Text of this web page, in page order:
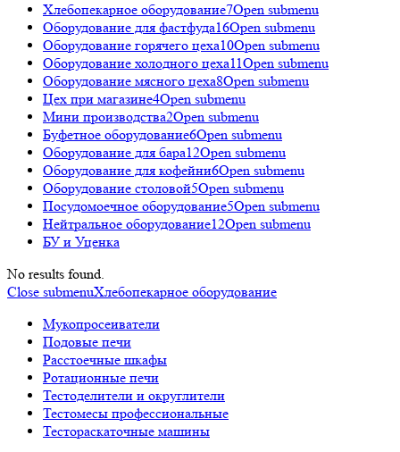
Хлебопекарное оборудование7Open submenu
Оборудование для фастфуда16Open submenu
Оборудование горячего цеха10Open submenu
Оборудование холодного цеха11Open submenu
Оборудование мясного цеха8Open submenu
Цех при магазине4Open submenu
Мини производства2Open submenu
Буфетное оборудование6Open submenu
Оборудование для бара12Open submenu
Оборудование для кофейни6Open submenu
Оборудование столовой5Open submenu
Посудомоечное оборудование5Open submenu
Нейтральное оборудование12Open submenu
БУ и Уценка
No results found.
Close submenuХлебопекарное оборудование
Мукопросеиватели
Подовые печи
Расстоечные шкафы
Ротационные печи
Тестоделители и округлители
Тестомесы профессиональные
Тестораскаточные машины